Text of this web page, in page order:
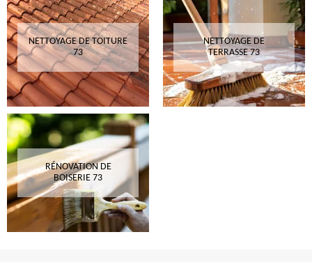
NETTOYAGE DE TOITURE
73
NETTOYAGE DE
TERRASSE 73
RÉNOVATION DE
BOISERIE 73